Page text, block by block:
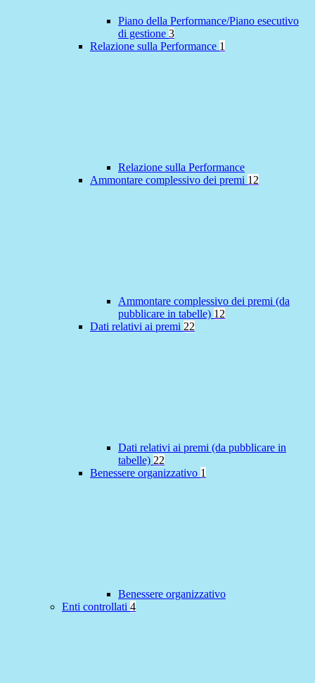
Piano della Performance/Piano esecutivo
di gestione 3
Relazione sulla Performance 1
Relazione sulla Performance
Ammontare complessivo dei premi 12
Ammontare complessivo dei premi (da
pubblicare in tabelle) 12
Dati relativi ai premi 22
Dati relativi ai premi (da pubblicare in
tabelle) 22
Benessere organizzativo 1
Benessere organizzativo
Enti controllati 4